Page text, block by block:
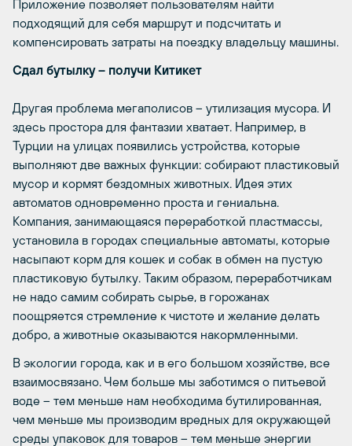
Приложение позволяет пользователям найти
подходящий для себя маршрут и подсчитать и
компенсировать затраты на поездку владельцу машины.
Сдал бутылку – получи Китикет
Другая проблема мегаполисов – утилизация мусора. И
здесь простора для фантазии хватает. Например, в
Турции на улицах появились устройства, которые
выполняют две важных функции: собирают пластиковый
мусор и кормят бездомных животных. Идея этих
автоматов одновременно проста и гениальна.
Компания, занимающаяся переработкой пластмассы,
установила в городах специальные автоматы, которые
насыпают корм для кошек и собак в обмен на пустую
пластиковую бутылку. Таким образом, переработчикам
не надо самим собирать сырье, в горожанах
поощряется стремление к чистоте и желание делать
добро, а животные оказываются накормленными.
В экологии города, как и в его большом хозяйстве, все
взаимосвязано. Чем больше мы заботимся о питьевой
воде – тем меньше нам необходима бутилированная,
чем меньше мы производим вредных для окружающей
среды упаковок для товаров – тем меньше энергии